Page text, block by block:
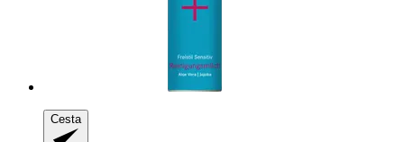
Cesta